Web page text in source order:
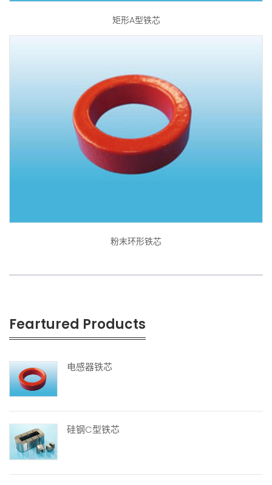
矩形A型铁芯
粉末环形铁芯
Feartured Products
电感器铁芯
硅钢C型铁芯